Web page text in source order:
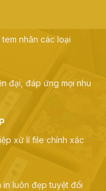
nhãn các loại
đại, đáp ứng mọi nhu
xử lí file chính xác
in luôn đẹp tuyệt đối